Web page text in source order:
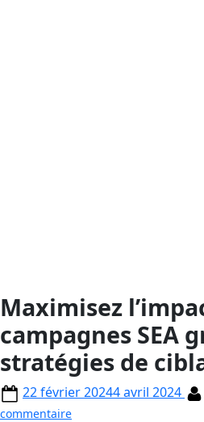
Maximisez
campagnes SEA
stratégies de
22 février 20244 avril 2024
commentaire